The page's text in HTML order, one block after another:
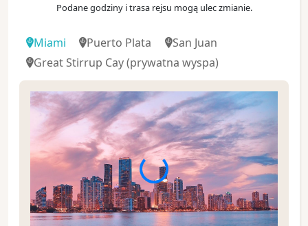
Podane godziny i trasa rejsu mogą ulec zmianie.
Miami Puerto Plata
San Juan
Great Stirrup Cay(prywatna wyspa)